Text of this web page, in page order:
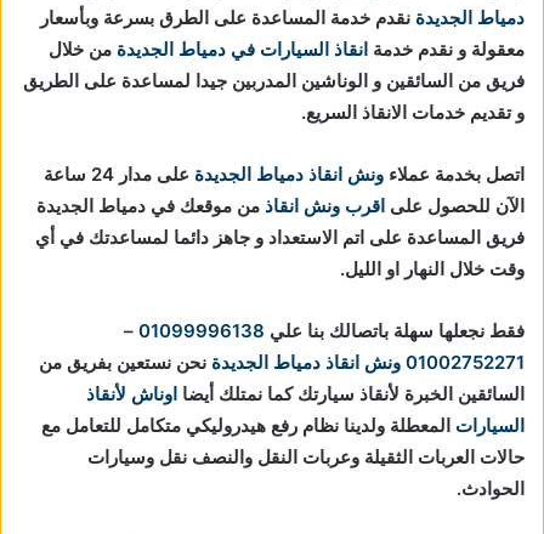
دمياط الجديدة نقدم خدمة المساعدة على الطرق بسرعة وبأسعار
معقولة و نقدم خدمة انقاذ السيارات في دمياط الجديدة من خلال
فريق من السائقين و الوناشين المدربين جيدا لمساعدة على الطريق
و تقديم خدمات الانقاذ السريع.
اتصل بخدمة عملاء ونش انقاذ دمياط الجديدة
على مدار 24 ساعة
الآن للحصول على اقرب ونش انقاذ من موقعك في دمياط الجديدة
فريق المساعدة على اتم الاستعداد و جاهز دائما لمساعدتك في أي
وقت خلال النهار او الليل.
فقط نجعلها سهلة باتصالك بنا علي 01099996138
–
01002752271 ونش انقاذ دمياط الجديدة نحن نستعين بفريق من
السائقين الخبرة لأنقاذ سيارتك كما نمتلك أيضا اوناش لأنقاذ
السيارات المعطلة ولدينا نظام رفع هيدروليكي متكامل للتعامل مع
حالات العربات الثقيلة وعربات النقل والنصف نقل وسيارات
الحوادث.